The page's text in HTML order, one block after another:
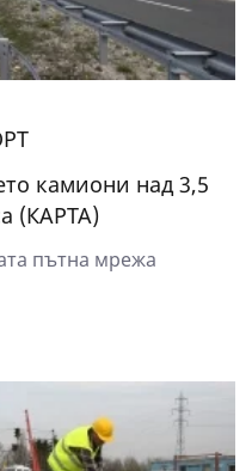
камиони над 3,5
(КАРТА)
пътна мрежа